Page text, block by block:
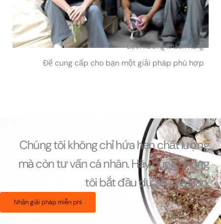
Định hướng khách hàng
Để cung cấp cho bạn một giải pháp phù hợp
Chúng tôi không chỉ hứa hẹn chất lượng
mà còn tư vấn cá nhân. Hãy cùng chúng
tôi bắt đầu dự án của bạn.
Nhận giải pháp miễn phí